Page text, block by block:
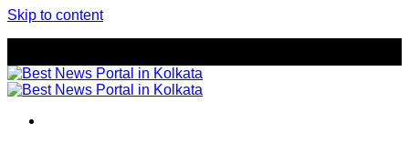
Skip to content